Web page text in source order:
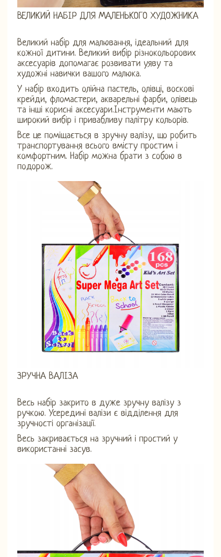
ВЕЛИКИЙ НАБІР ДЛЯ МАЛЕНЬКОГО ХУДОЖНИКА
Великий набір для малювання, ідеальний для
кожної дитини. Великий вибір різнокольорових
аксесуарів допомагає розвивати уяву та
художні навички вашого малюка.
У набір входить олійна пастель, олівці, воскові
крейди, фломастери, акварельні фарби, олівець
та інші корисні аксесуари.Інструменти мають
широкий вибір і привабливу палітру кольорів.
Все це поміщається в зручну валізу, що робить
транспортування всього вмісту простим і
комфортним. Набір можна брати з собою в
подорож.
ЗРУЧНА ВАЛІЗА
Весь набір закрито в дуже зручну валізу з
ручкою. Усередині валізи є відділення для
зручності організації.
Весь закривається на зручний і простий у
використанні засув.